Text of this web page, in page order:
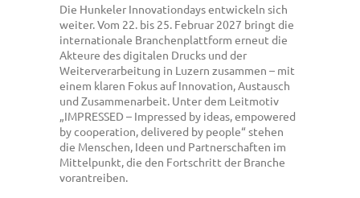
Die Hunkeler Innovationdays entwickeln sich
weiter. Vom 22. bis 25. Februar 2027 bringt die
internationale Branchenplattform erneut die
Akteure des digitalen Drucks und der
Weiterverarbeitung in Luzern zusammen – mit
einem klaren Fokus auf Innovation, Austausch
und Zusammenarbeit. Unter dem Leitmotiv
„IMPRESSED – Impressed by ideas, empowered
by cooperation, delivered by people“ stehen
die Menschen, Ideen und Partnerschaften im
Mittelpunkt, die den Fortschritt der Branche
vorantreiben.